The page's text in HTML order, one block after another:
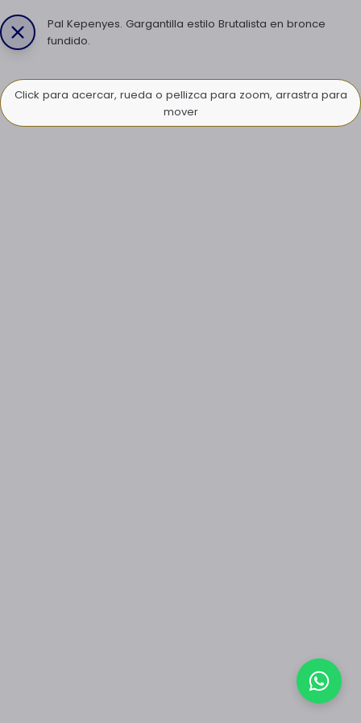
Pal Kepenyes. Gargantilla estilo Brutalista en bronce
fundido.
Click para acercar, rueda o pellizca para zoom, arrastra para
mover